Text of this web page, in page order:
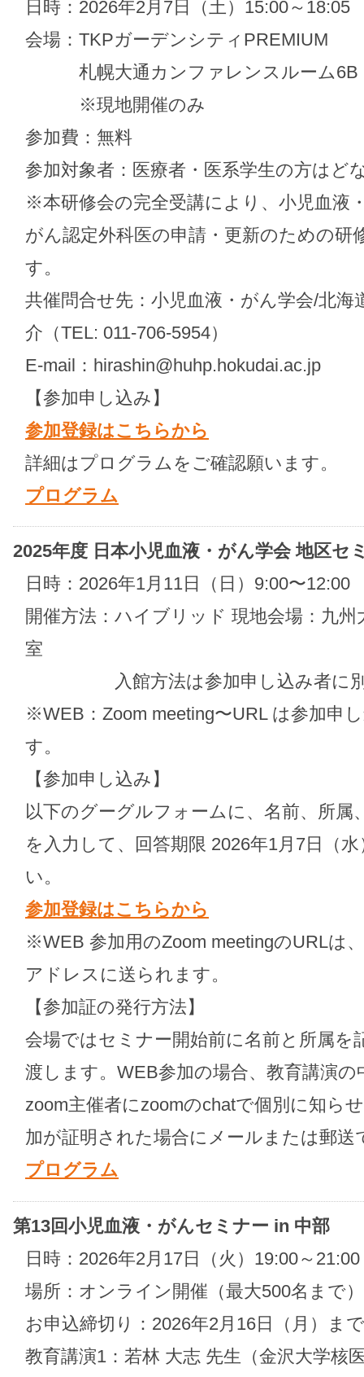
日時：2026年2月7日（土）15:00～18:05
会場：TKPガーデンシティPREMIUM
札幌大通カンファレンスルーム6B
※現地開催のみ
参加費：無料
参加対象者：医療者・医系学生の方はど
※本研修会の完全受講により、小児血液
がん認定外科医の申請・更新のための研
す。
共催問合せ先：小児血液・がん学会/北
介（TEL: 011-706-5954）
E-mail：hirashin@huhp.hokudai.ac.jp
【参加申し込み】
参加登録はこちらから
詳細はプログラムをご確認願います。
プログラム
2025年度 日本小児血液・がん学会 地区セ
日時：2026年1月11日（日）9:00〜12:00
開催方法：ハイブリッド 現地会場：九
室
入館方法は参加申し込み者に別
※WEB：Zoom meeting〜URL は参加申
す。
【参加申し込み】
以下のグーグルフォームに、名前、所属
を入力して、回答期限 2026年1月7日（
い。
参加登録はこちらから
※WEB 参加用のZoom meetingのURLは
アドレスに送られます。
【参加証の発行方法】
会場ではセミナー開始前に名前と所属を
渡します。WEB参加の場合、教育講演
zoom主催者にzoomのchatで個別に知ら
加が証明された場合にメールまたは郵送
プログラム
第13回小児血液・がんセミナー in 中部
日時：2026年2月17日（火）19:00～
場所：オンライン開催（最大500名まで）
お申込締切り：2026年2月16日（月）まで
教育講演1：若林 大志 先生（金沢大学核